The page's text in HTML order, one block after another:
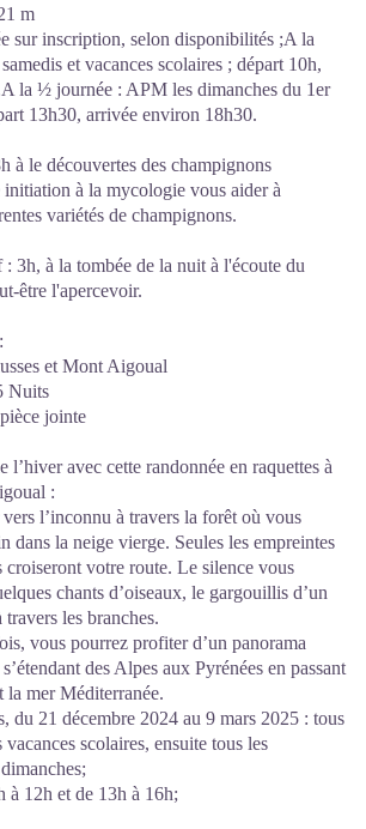
m
sur inscription, selon disponibilités ;A la
et vacances scolaires ; départ 10h,
la ½ journée : APM les dimanches du 1er
13h30, arrivée environ 18h30.
à le découvertes des champignons
initiation à la mycologie vous aider à
variétés de champignons.
: 3h, à la tombée de la nuit à l'écoute du
être l'apercevoir.
et Mont Aigoual
Nuits
jointe
l’hiver avec cette randonnée en raquettes à
:
l’inconnu à travers la forêt où vous
dans la neige vierge. Seules les empreintes
croiseront votre route. Le silence vous
chants d’oiseaux, le gargouillis d’un
les branches.
vous pourrez profiter d’un panorama
des Alpes aux Pyrénées en passant
mer Méditerranée.
du 21 décembre 2024 au 9 mars 2025 : tous
scolaires, ensuite tous les
à 12h et de 13h à 16h;